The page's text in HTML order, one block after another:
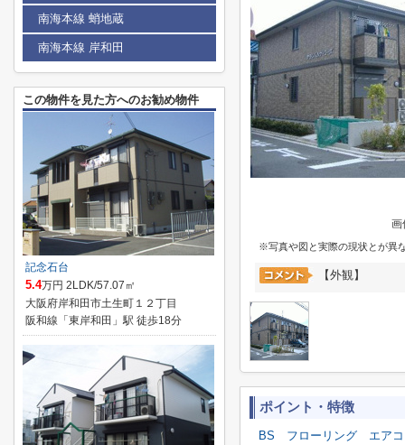
画
※写真や図と実際の現状とが異
【外観】
ポイント・特徴
BS フローリング エア
南海本線 蛸地蔵
南海本線 岸和田
この物件を見た方へのお勧め物件
記念石台
5.4万円 2LDK/57.07㎡
大阪府岸和田市土生町１２丁目
阪和線「東岸和田」駅 徒歩18分